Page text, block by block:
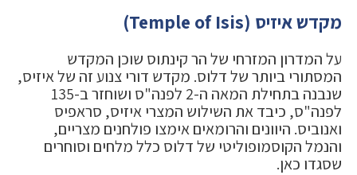
מקדש איזיס (Temple of Isis)
על המדרון המזרחי של הר קינתוס שוכן המקדש
המסתורי ביותר של דלוס. מקדש דורי צנוע זה של איזיס,
שנבנה בתחילת המאה ה-2 לפנה"ס ושוחזר ב-135
לפנה"ס, כיבד את השילוש המצרי איזיס, סראפיס
ואנוביס. היוונים והרומאים אימצו פולחנים מצריים,
והנמל הקוסמופוליטי של דלוס כלל מלחים וסוחרים
שסגדו כאן.